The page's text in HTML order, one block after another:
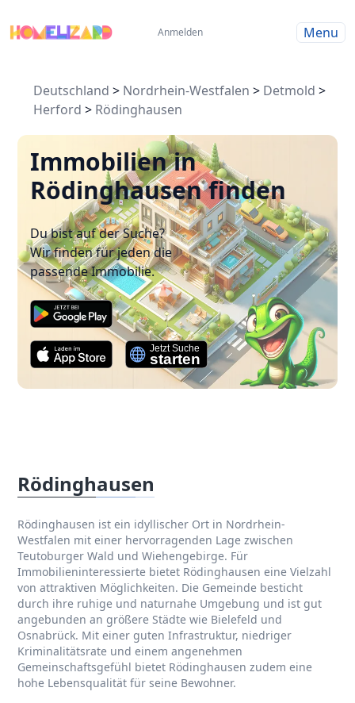
Anmelden Menu
Deutschland > Nordrhein-Westfalen > Detmold >
Herford > Rödinghausen
Immobilien in
Rödinghausen finden
Du bist auf der Suche?
Wir finden für jeden die
passende Immobilie.
Rödinghausen
Rödinghausen ist ein idyllischer Ort in Nordrhein-
Westfalen mit einer hervorragenden Lage zwischen
Teutoburger Wald und Wiehengebirge. Für
Immobilieninteressierte bietet Rödinghausen eine Vielzahl
von attraktiven Möglichkeiten. Die Gemeinde besticht
durch ihre ruhige und naturnahe Umgebung und ist gut
angebunden an größere Städte wie Bielefeld und
Osnabrück. Mit einer guten Infrastruktur, niedriger
Kriminalitätsrate und einem angenehmen
Gemeinschaftsgefühl bietet Rödinghausen zudem eine
hohe Lebensqualität für seine Bewohner.